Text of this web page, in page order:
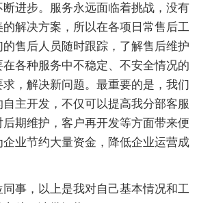
进步。服务永远面临着挑战，没有
解决方案，所以在各项日常售后工
售后人员随时跟踪，了解售后维护
各种服务中不稳定、不安全情况的
，解决新问题。最重要的是，我们
主开发，不仅可以提高我分部客服
期维护，客户再开发等方面带来便
业节约大量资金，降低企业运营成
，以上是我对自己基本情况和工